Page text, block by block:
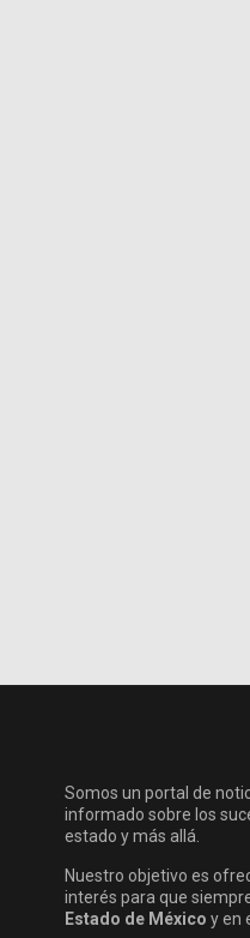
Somos un portal de
informado sobre los
estado y más allá.
Nuestro objetivo es
interés para que
Estado de México y en